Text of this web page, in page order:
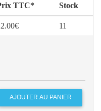
TTC* Stock
11